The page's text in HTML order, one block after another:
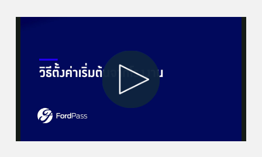
Play